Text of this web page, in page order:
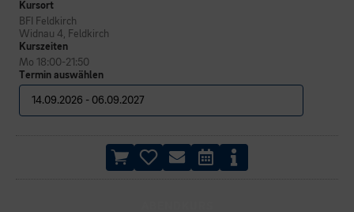
Kursort
BFI Feldkirch
Widnau 4, Feldkirch
Termin auswählen
Kurszeiten
Mo 18:00-21:50